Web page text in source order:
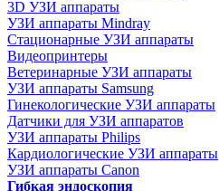
3D УЗИ аппараты
УЗИ аппараты Mindray
Стационарные УЗИ аппараты
Видеопринтеры
Ветеринарные УЗИ аппараты
УЗИ аппараты Samsung
Гинекологические УЗИ аппараты
Датчики для УЗИ аппаратов
УЗИ аппараты Philips
Кардиологические УЗИ аппараты
УЗИ аппараты Canon
Гибкая эндоскопия